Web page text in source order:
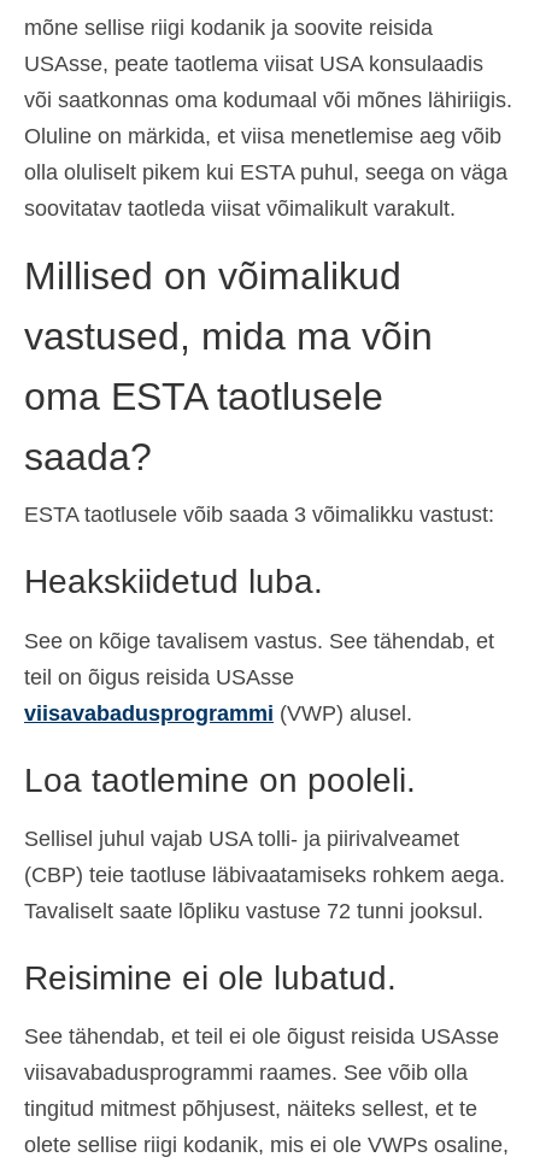
mõne sellise riigi kodanik ja soovite reisida
USAsse, peate taotlema viisat USA konsulaadis
või saatkonnas oma kodumaal või mõnes lähiriigis.
Oluline on märkida, et viisa menetlemise aeg võib
olla oluliselt pikem kui ESTA puhul, seega on väga
soovitatav taotleda viisat võimalikult varakult.
Millised on võimalikud
vastused, mida ma võin
oma ESTA taotlusele
saada?
ESTA taotlusele võib saada 3 võimalikku vastust:
Heakskiidetud luba.
See on kõige tavalisem vastus. See tähendab, et
teil on õigus reisida USAsse
viisavabadusprogrammi (VWP) alusel.
Loa taotlemine on pooleli.
Sellisel juhul vajab USA tolli- ja piirivalveamet
(CBP) teie taotluse läbivaatamiseks rohkem aega.
Tavaliselt saate lõpliku vastuse 72 tunni jooksul.
Reisimine ei ole lubatud.
See tähendab, et teil ei ole õigust reisida USAsse
viisavabadusprogrammi raames. See võib olla
tingitud mitmest põhjusest, näiteks sellest, et te
olete sellise riigi kodanik, mis ei ole VWPs osaline,